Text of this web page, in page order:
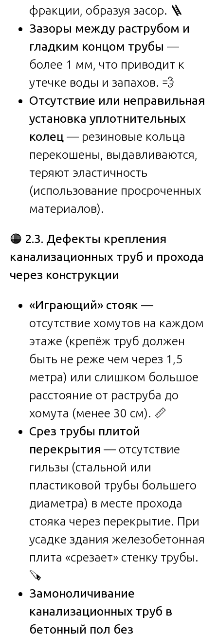
фракции, образуя засор. 🪜
Зазоры между раструбом и
гладким концом трубы —
более 1 мм, что приводит к
утечке воды и запахов. 💨
Отсутствие или неправильная
установка уплотнительных
колец — резиновые кольца
перекошены, выдавливаются,
теряют эластичность
(использование просроченных
материалов).
🟠 2.3. Дефекты крепления
канализационных труб и прохода
через конструкции
«Играющий» стояк —
отсутствие хомутов на каждом
этаже (крепёж труб должен
быть не реже чем через 1,5
метра) или слишком большое
расстояние от раструба до
хомута (менее 30 см). 📏
Срез трубы плитой
перекрытия — отсутствие
гильзы (стальной или
пластиковой трубы большего
диаметра) в месте прохода
стояка через перекрытие. При
усадке здания железобетонная
плита «срезает» стенку трубы.
🪚
Замоноличивание
канализационных труб в
бетонный пол без